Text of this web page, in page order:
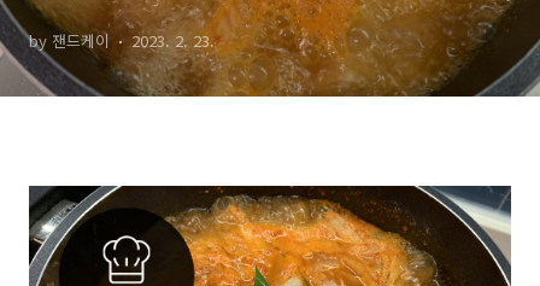
by 잰드케이 2023. 2. 23.